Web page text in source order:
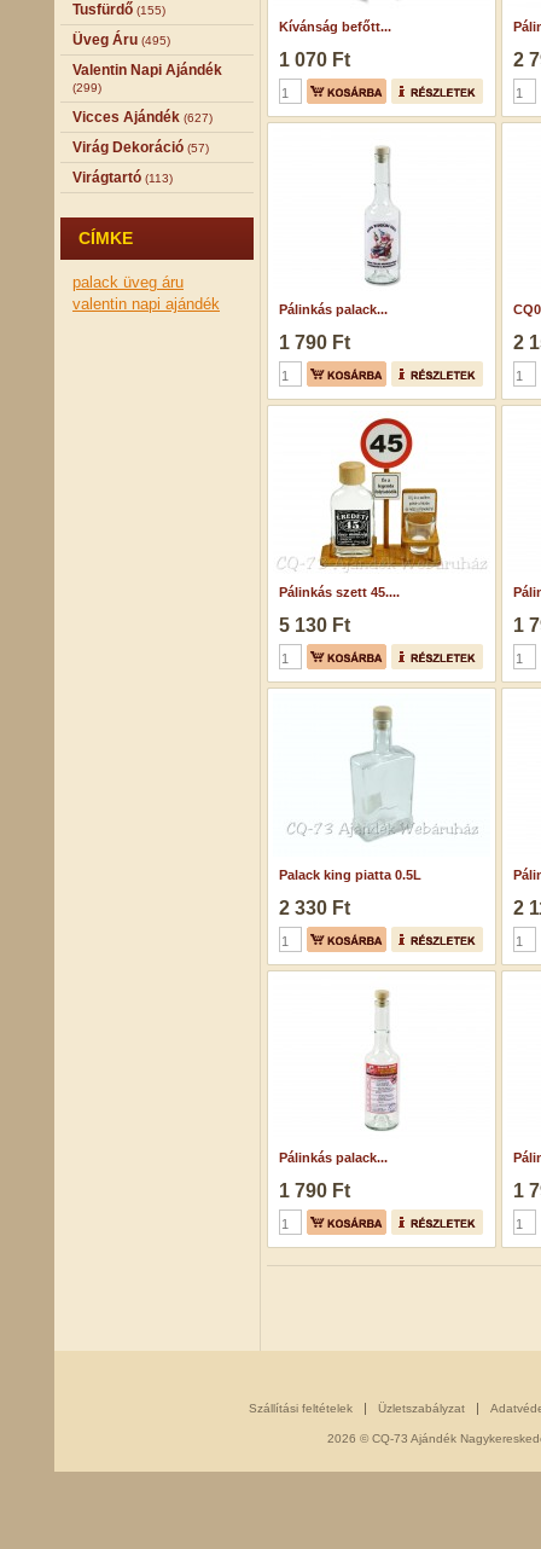
Tusfürdő (155)
Üveg Áru (495)
Valentin Napi Ajándék
(299)
Vicces Ajándék (627)
Virág Dekoráció (57)
Virágtartó (113)
CÍMKE
palack üveg áru
valentin napi ajándék
Kívánság befőtt...
1 070 Ft 2
Pálinkás palack...
1 790 Ft 2
Pálinkás szett 45....
5 130 Ft 1
Palack king piatta 0.5L
2 330 Ft 2
Pálinkás palack...
1 790 Ft 1
Szállítási feltételek Üzletszabályzat
2026 © CQ-73 Ajándék